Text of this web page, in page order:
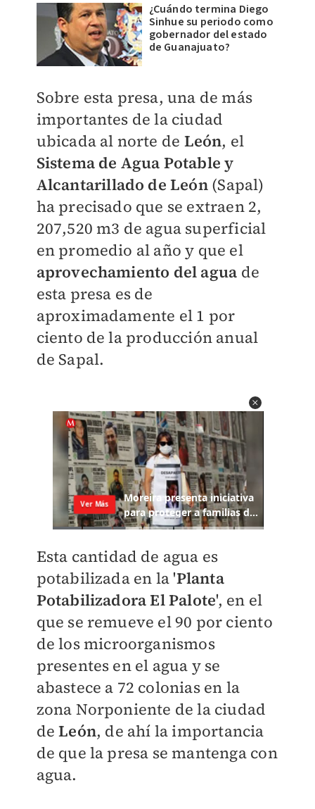
¿Cuándo termina Diego
Sinhue su periodo como
gobernador del estado
de Guanajuato?
Sobre esta presa, una de más
importantes de la ciudad
ubicada al norte de León, el
Sistema de Agua Potable y
Alcantarillado de León(Sapal)
ha precisado que se extraen 2,
207,520 m3 de agua superficial
en promedio al año y que el
aprovechamiento del agua de
esta presa es de
aproximadamente el 1 por
ciento de la producción anual
de Sapal.
Esta cantidad de agua es
potabilizada en la 'Planta
Potabilizadora El Palote', en el
que se remueve el 90 por ciento
de los microorganismos
presentes en el agua y se
abastece a 72 colonias en la
zona Norponiente de la ciudad
deLeón, de ahí la importancia
de que la presa se mantenga con
agua.